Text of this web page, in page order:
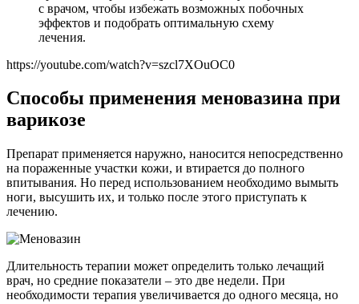
с врачом, чтобы избежать возможных побочных
эффектов и подобрать оптимальную схему
лечения.
https://youtube.com/watch?v=szcl7XOuOC0
Способы применения меновазина при
варикозе
Препарат применяется наружно, наносится непосредственно
на пораженные участки кожи, и втирается до полного
впитывания. Но перед использованием необходимо вымыть
ноги, высушить их, и только после этого приступать к
лечению.
Длительность терапии может определить только лечащий
врач, но средние показатели – это две недели. При
необходимости терапия увеличивается до одного месяца, но